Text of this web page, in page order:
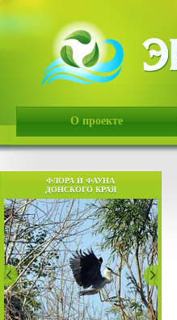
О проекте
ФЛОРА И ФАУНА
ДОНСКОГО КРАЯ